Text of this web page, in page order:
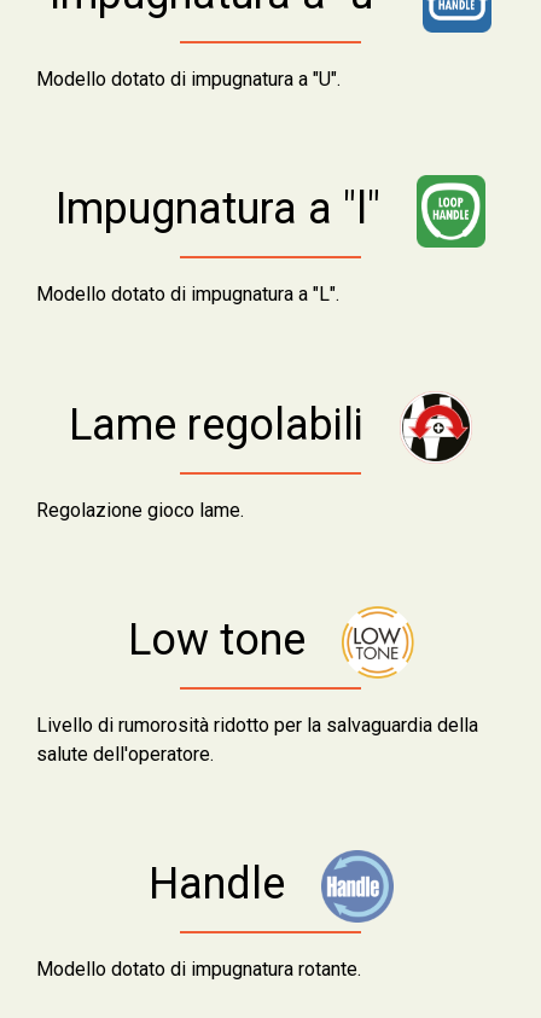
Modello dotato di impugnatura a "U".
Impugnatura a "l"
Modello dotato di impugnatura a "L".
Lame regolabili
Regolazione gioco lame.
Low tone
Livello di rumorosità ridotto per la salvaguardia della
salute dell'operatore.
Handle
Modello dotato di impugnatura rotante.